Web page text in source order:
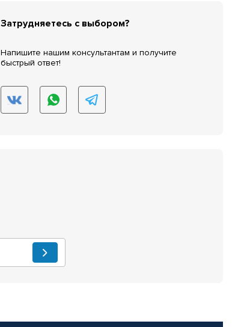
Затрудняетесь с выбором?
Напишите нашим консультантам и получите
быстрый ответ!